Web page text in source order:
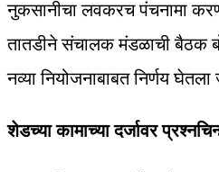
नुकसानीचा लवकरच पंचनामा
तातडीने संचालक मंडळाची बैठक
नव्या नियोजनाबाबत निर्णय
शेडच्या कामाच्या दर्जावर